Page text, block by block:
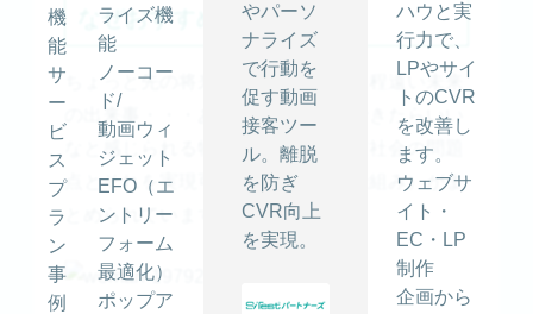
機
能
サ
ー
ビ
ス
プ
ラ
ン
事
例
ライズ機
能
ノーコー
ド/
動画ウィ
ジェット
EFO（エ
ントリー
フォーム
最適化）
ポップア
やパーソ
ナライズ
で行動を
促す動画
接客ツー
ル。離脱
を防ぎ
CVR向上
を実現。
ハウと実
行力で、
LPやサイ
トのCVR
を改善し
ます。
ウェブサ
イト・
EC・LP
制作
企画から
なぜおすすめしたいのか
ちょっと先の将来、だけど実現には程遠い未来
の出来事・・・あったらいいな、できたらいい
なと感じられる物語とともに、現在社会の問題
点とそれを実現可能にする技術（仕組み）がま
とめられています。